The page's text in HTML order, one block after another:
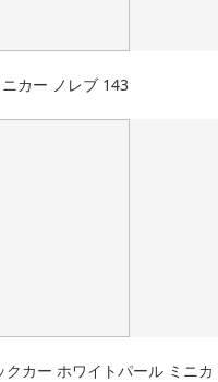
カー ノレブ 143
カー ホワイトパール ミニカ